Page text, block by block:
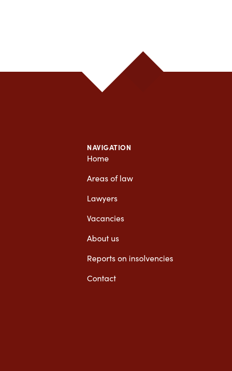
NAVIGATION
Home
Areas of law
Lawyers
Vacancies
About us
Reports on insolvencies
Contact